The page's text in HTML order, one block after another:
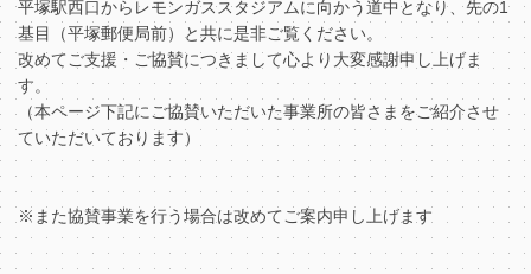
平塚駅西口からレモンガススタジアムに向かう道中となり、先の1
基目（平塚郵便局前）と共に是非ご覧ください。
改めてご支援・ご協賛につきまして心より大変感謝申し上げま
す。
（本ページ下記にご協賛いただいた事業所の皆さまをご紹介させ
ていただいております）
※また協賛事業を行う場合は改めてご案内申し上げます